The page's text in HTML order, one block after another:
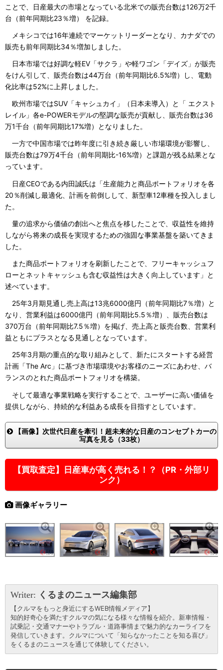
ことで、日産最大の市場となっている北米での販売台数は126万2千
台（前年同期比23％増） を記録。
メキシコでは16年連続でマーケットリーダーとなり、カナダでの
販売も前年同期比34％増加しました。
日本市場では好調な軽EV「サクラ」や軽ワゴン「デイズ」が販売
をけん引して、販売台数は44万台（前年同期比6.5%増）し、電動
化比率は52%に上昇しました。
欧州市場ではSUV「キャシュカイ」（日本未導入）と「 エクスト
レイル」各e-POWERモデルの堅調な販売が貢献し、販売台数は36
万1千台（前年同期比17%増）となりました。
一方で中国市場では昨年度に引き続き厳しい市場環境が影響し、
販売台数は79万4千台（前年同期比-16%増）と課題が残る結果とな
っています。
日産CEOである内田誠氏は「生産能力と商品ポートフォリオを各
20％削減し最適化、計画を前倒しして、新型車12車種を投入しまし
た。
量の追求から価値の創出へと焦点を移したことで、収益性を維持
しながら将来の成長を実現するための強固な事業基盤を築いてきま
した。
また商品ポートフォリオを刷新したことで、フリーキャッシュフ
ローとネットキャッシュも含む収益性は大きく向上しています」と
述べています。
25年3月期見通し売上高は13兆6000億円（前年同期比7％増）と
なり、営業利益は6000億円（前年同期比5.5％増）、販売台数は
370万台（前年同期比7.5％増）を掲げ、売上高と販売台数、営業利
益ともにプラスとなる見通しとなっています。
25年3月期の重点的な取り組みとして、新たにスタートする経営
計画「The Arc」に基づき市場環境やお客様のニーズにあわせ、バ
ランスのとれた商品ポートフォリオを構築。
そして最適な事業戦略を実行することで、ユーザーに高い価値を
提供しながら、持続的な利益ある成長を目指すとしています。
【画像】次世代日産を牽引！超未来的な日産のコンセプトカーの
写真を見る（33枚）
【買取査定】日産車が高く売れる！？（PR・外部リ
ンク）
画像ギャラリー
Writer: くるまのニュース編集部
【クルマをもっと身近にするWEB情報メディア】
知的好奇心を満たすクルマの気になる様々な情報を紹介。新車情報・
試乗記・交通マナーやトラブル・道路事情まで魅力的なカーライフを
発信していきます。クルマについて「知らなかったことを知る喜び」
をくるまのニュースを通じて体験してください。